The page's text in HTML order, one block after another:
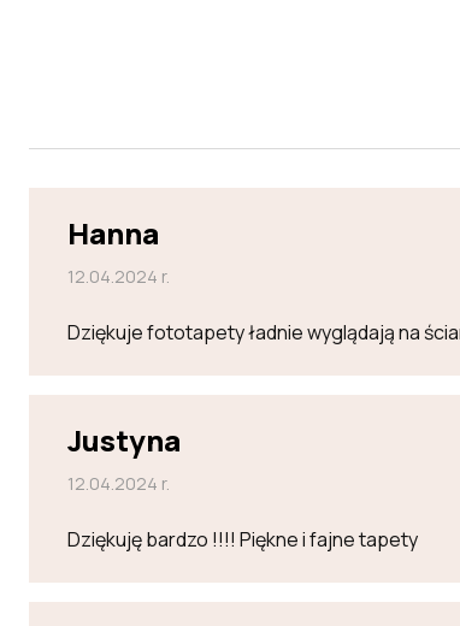
Hanna
12.04.2024 r.
Dziękuje fototapety ładnie wyglądają na
Justyna
12.04.2024 r.
Dziękuję bardzo !!!! Piękne i fajne tapety